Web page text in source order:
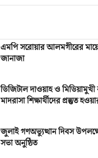
এমপি সরোয়ার আলমগীরের
জানাজা
ডিজিটাল দাওয়াহ ও মিডিয়ামুখী
মাদরাসা শিক্ষার্থীদের প্রস্তুত
জুলাই গণঅভ্যুত্থান দিবস
সভা অনুষ্ঠিত